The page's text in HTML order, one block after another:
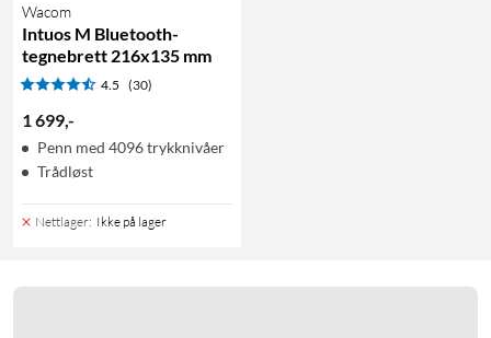
Wacom
Intuos M Bluetooth-
tegnebrett 216x135 mm
4.5 (30)
1 699,-
Penn med 4096 trykknivåer
Trådløst
Nettlager: Ikke på lager